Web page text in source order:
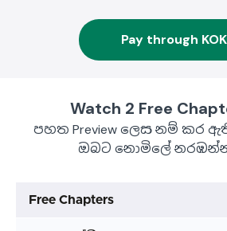
Pay through
Watch 2 Free
පහත Preview ලෙස නම් කර
ඔබට නොමිලේ
Free Chapters